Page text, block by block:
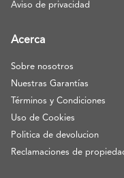
Aviso de privacidad
Acerca
Sobre nosotros
Nuestras Garantías
Términos y Condiciones
Uso de Cookies
Politica de devolucion
Reclamaciones de